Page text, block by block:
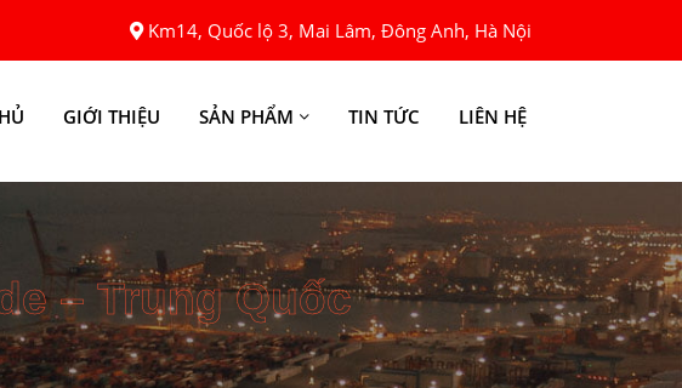
Km14, Quốc lộ 3, Mai Lâm, Đông Anh, Hà Nội
GIỚI THIỆU SẢN PHẨM TIN TỨC LIÊN HỆ
– Trung Quốc